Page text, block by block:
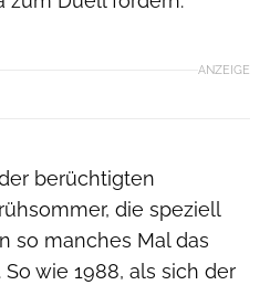
ANZEIGE
berüchtigten
die speziell
so manches Mal das
wie 1988, als sich der